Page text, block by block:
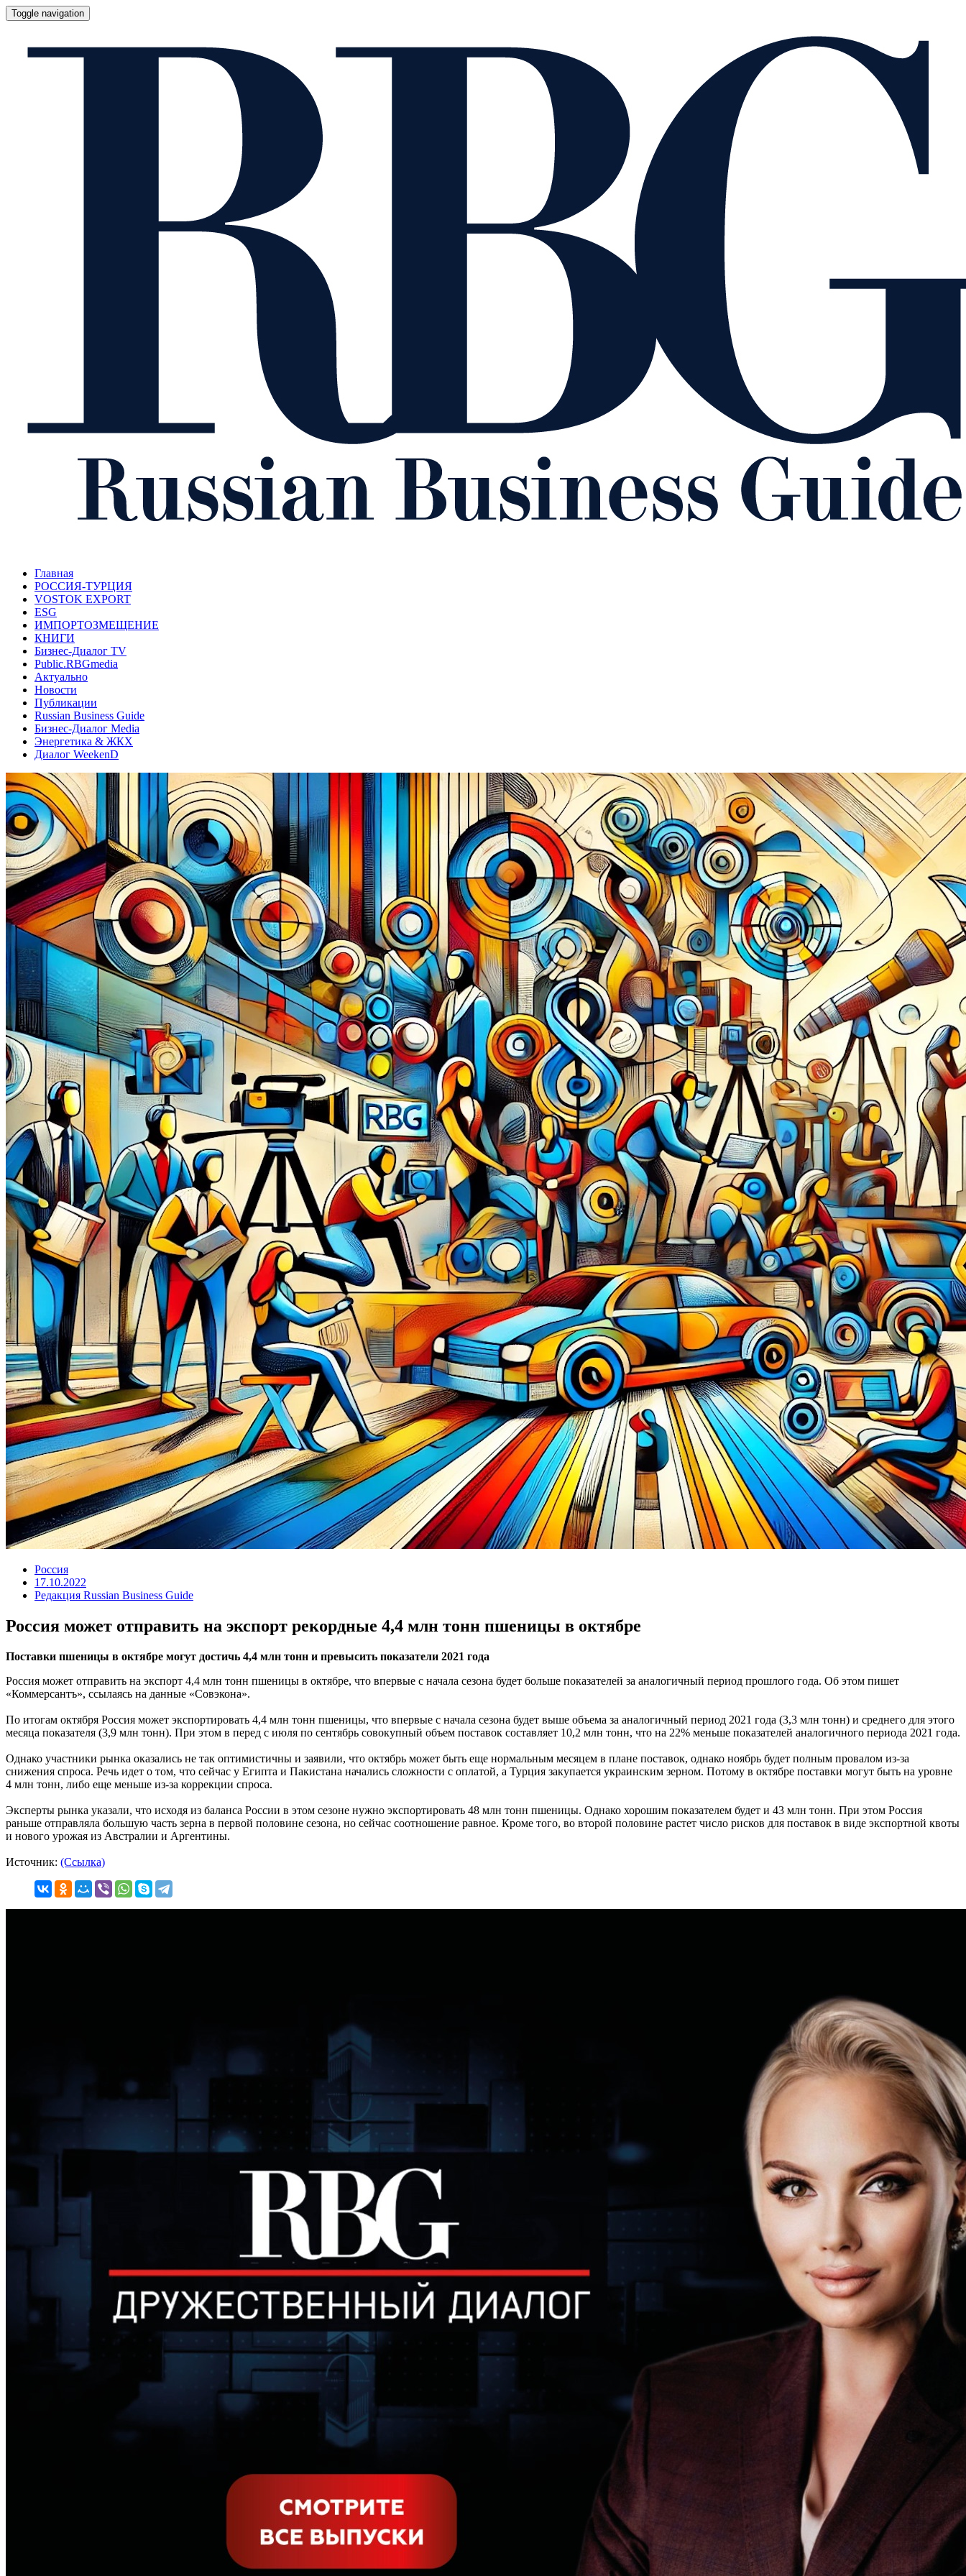
Toggle navigation
Главная
РОССИЯ-ТУРЦИЯ
VOSTOK EXPORT
ESG
ИМПОРТОЗМЕЩЕНИЕ
КНИГИ
Бизнес-Диалог TV
Public.RBGmedia
Актуально
Новости
Публикации
Russian Business Guide
Бизнес-Диалог Media
Энергетика & ЖКХ
Диалог WeekenD
Россия
17.10.2022
Редакция Russian Business Guide
Россия может отправить на экспорт рекордные 4,4 млн тонн пшеницы в октябре
Поставки пшеницы в октябре могут достичь 4,4 млн тонн и превысить показатели 2021 года
Россия может отправить на экспорт 4,4 млн тонн пшеницы в октябре, что впервые с начала сезона будет больше показателей за аналогичный период прошлого года. Об этом пишет
«Коммерсантъ», ссылаясь на данные «Совэкона».
По итогам октября Россия может экспортировать 4,4 млн тонн пшеницы, что впервые с начала сезона будет выше объема за аналогичный период 2021 года (3,3 млн тонн) и среднего для этого
месяца показателя (3,9 млн тонн). При этом в перед с июля по сентябрь совокупный объем поставок составляет 10,2 млн тонн, что на 22% меньше показателей аналогичного периода 2021 года.
Однако участники рынка оказались не так оптимистичны и заявили, что октябрь может быть еще нормальным месяцем в плане поставок, однако ноябрь будет полным провалом из-за
снижения спроса. Речь идет о том, что сейчас у Египта и Пакистана начались сложности с оплатой, а Турция закупается украинским зерном. Потому в октябре поставки могут быть на уровне
4 млн тонн, либо еще меньше из-за коррекции спроса.
Эксперты рынка указали, что исходя из баланса России в этом сезоне нужно экспортировать 48 млн тонн пшеницы. Однако хорошим показателем будет и 43 млн тонн. При этом Россия
раньше отправляла большую часть зерна в первой половине сезона, но сейчас соотношение равное. Кроме того, во второй половине растет число рисков для поставок в виде экспортной квоты
и нового урожая из Австралии и Аргентины.
Источник: (Ссылка)